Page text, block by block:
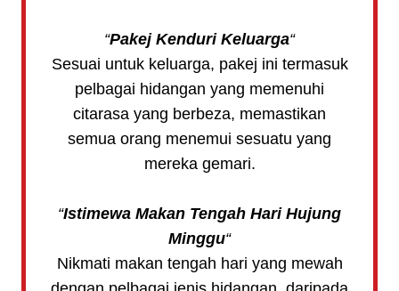
“Pakej Kenduri Keluarga“
Sesuai untuk keluarga, pakej ini termasuk
pelbagai hidangan yang memenuhi
citarasa yang berbeza, memastikan
semua orang menemui sesuatu yang
mereka gemari.
“Istimewa Makan Tengah Hari Hujung
Minggu“
Nikmati makan tengah hari yang mewah